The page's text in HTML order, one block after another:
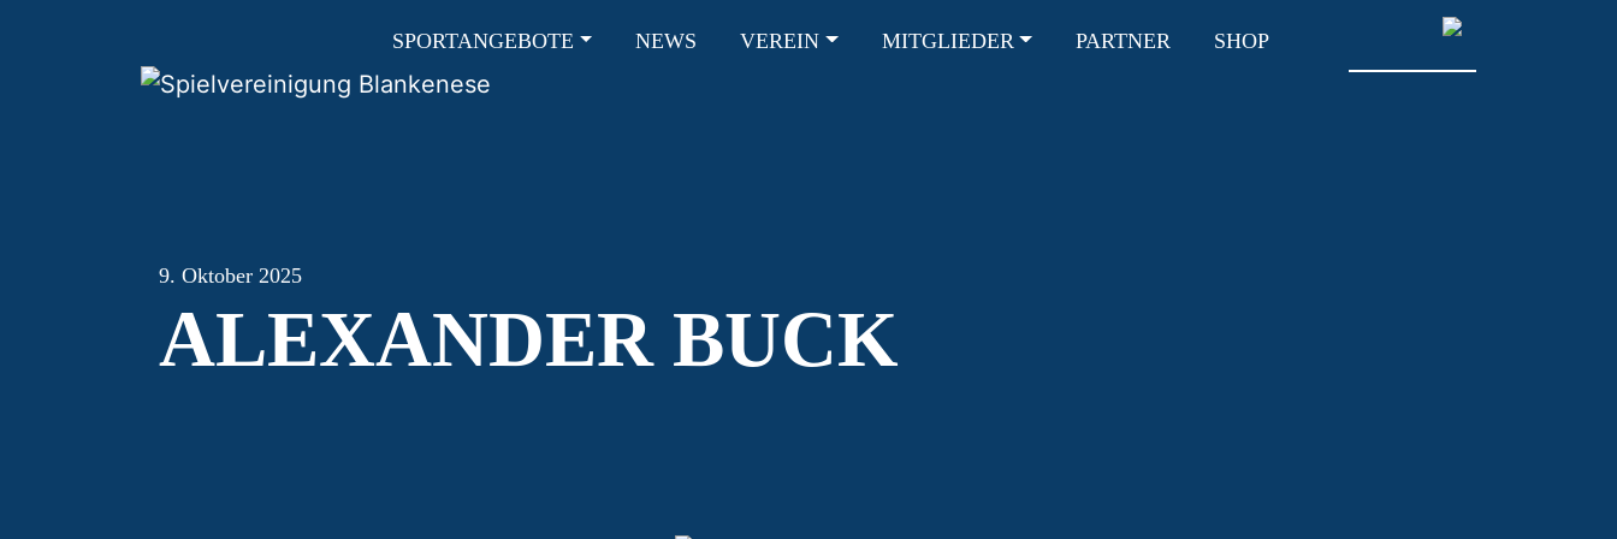
HAUPTNAVIGATION
SPORTANGEBOTE NEWS VEREIN MITGLIEDER PARTNER SHOP
9. Oktober 2025
ALEXANDER BUCK